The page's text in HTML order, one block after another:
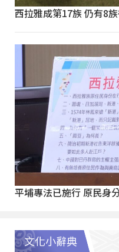
西拉雅成第17族 仍有8
平埔專法已施行 原民身
文化小辭典